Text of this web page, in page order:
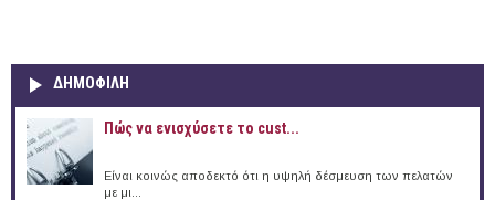
ΔΗΜΟΦΙΛΗ
Πώς να ενισχύσετε το cust...
Είναι κοινώς αποδεκτό ότι η υψηλή δέσμευση των πελατών
με μι...